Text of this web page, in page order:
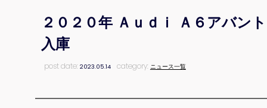
２０２０年 Ａｕｄｉ Ａ６アバ
入庫
post date:2023.05.14 category: ニュース一覧